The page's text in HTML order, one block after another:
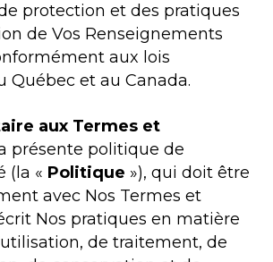
protection et des pratiques
de Vos Renseignements
aux lois
Québec et au Canada.
aux Termes et
présente politique de
(la « Politique »), qui doit être
avec Nos Termes et
Nos pratiques en matière
de traitement, de